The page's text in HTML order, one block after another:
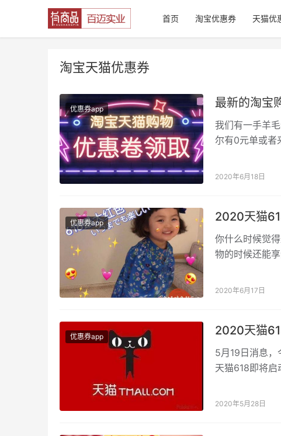
首页 淘宝优惠券 天猫优
淘宝天猫优惠券
优惠券app 最新的淘宝
我们有一手羊
尔有0元单或者
2020年6月18日
优惠券app 2020天猫
你什么时候觉
物的时候还能
2020年6月17日
优惠券app 2020天猫
5月19日消息
天猫618即将启
2020年5月28日